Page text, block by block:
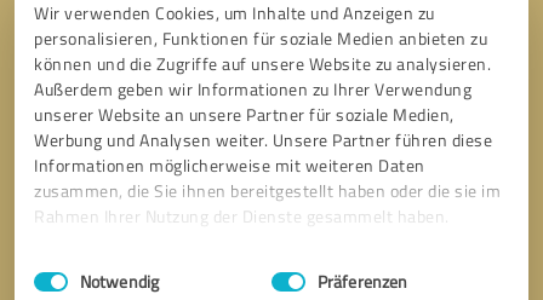
Wir verwenden Cookies, um Inhalte und Anzeigen zu
personalisieren, Funktionen für soziale Medien anbieten zu
können und die Zugriffe auf unsere Website zu analysieren.
Außerdem geben wir Informationen zu Ihrer Verwendung
unserer Website an unsere Partner für soziale Medien,
Werbung und Analysen weiter. Unsere Partner führen diese
Informationen möglicherweise mit weiteren Daten
zusammen, die Sie ihnen bereitgestellt haben oder die sie im
Rahmen Ihrer Nutzung der Dienste gesammelt haben.
Impressum Datenschutzbestimmungen
Einwilligungsauswahl
Notwendig Präferenzen